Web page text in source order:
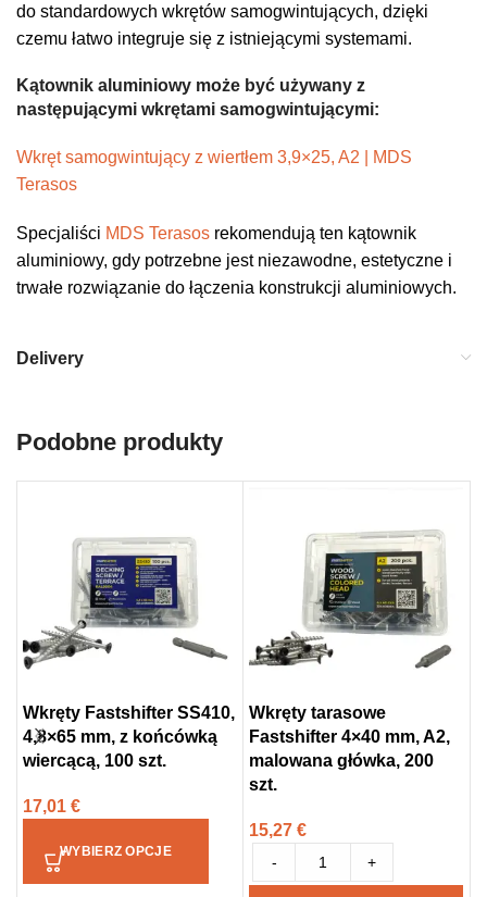
do standardowych wkrętów samogwintujących, dzięki
czemu łatwo integruje się z istniejącymi systemami.
Kątownik aluminiowy może być używany z
następującymi wkrętami samogwintującymi:
Wkręt samogwintujący z wiertłem 3,9×25, A2 | MDS
Terasos
Specjaliści MDS Terasos rekomendują ten kątownik
aluminiowy, gdy potrzebne jest niezawodne, estetyczne i
trwałe rozwiązanie do łączenia konstrukcji aluminiowych.
Delivery
Podobne produkty
Wkręty Fastshifter SS410,
4,8×65 mm, z końcówką
wiercącą, 100 szt.
17,01 €
WYBIERZ OPCJE
Wkręty tarasowe
Fastshifter 4×40 mm, A2,
malowana główka, 200
szt.
15,27 €
- +